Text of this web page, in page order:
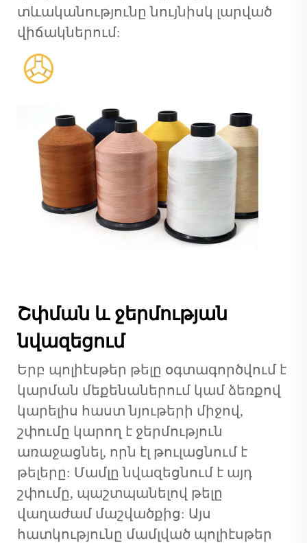
տևականությունը նույնիսկ լարված
վիճակներում:
Շփման և ջերմության
նվազեցում
Երբ պոլիէսթեր թելը օգտագործվում է
կարման մեքենաներում կամ ձեռքով
կարելիս հաստ նյութերի միջով,
շփումը կարող է ջերմություն
առաջացնել, որն էլ թուլացնում է
թելերը: Մամլը նվազեցնում է այդ
շփումը, պաշտպանելով թելը
վաղաժամ մաշվածքից: Այս
հատկությունը մամլված պոլիէսթեր